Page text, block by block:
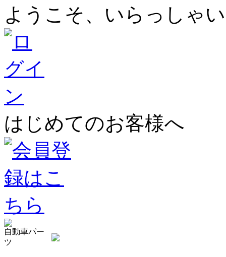
ようこそ、いらっしゃ
はじめてのお客様へ
自動車パー
ツ